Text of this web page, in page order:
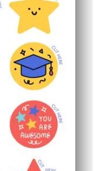
despedidas de